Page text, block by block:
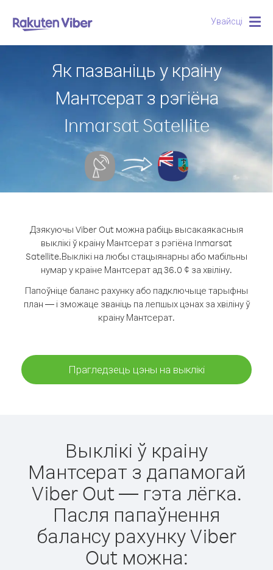
Увайсці
Як пазваніць у краіну
Мантсерат з рэгіёна
Inmarsat Satellite
Дзякуючы Viber Out можна рабіць высакаякасныя
выклікі ў краіну Мантсерат з рэгіёна Inmarsat
Satellite.Выклікі на любы стацыянарны або мабільны
нумар у краіне Мантсерат ад 36.0 ¢ за хвіліну.
Папоўніце баланс рахунку або падключыце тарыфны
план — і зможаце званіць па лепшых цэнах за хвіліну ў
краіну Мантсерат.
Прагледзець цэны на выклікі
Выклікі ў краіну
Мантсерат з дапамогай
Viber Out — гэта лёгка.
Пасля папаўнення
балансу рахунку Viber
Out можна: